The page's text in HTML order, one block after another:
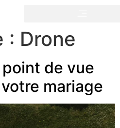
: Drone
de vue
mariage